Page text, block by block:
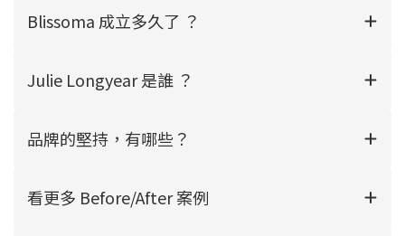
Blissoma 成立多久了 ？
Julie Longyear 是誰 ？
品牌的堅持，有哪些？
看更多 Before/After 案例